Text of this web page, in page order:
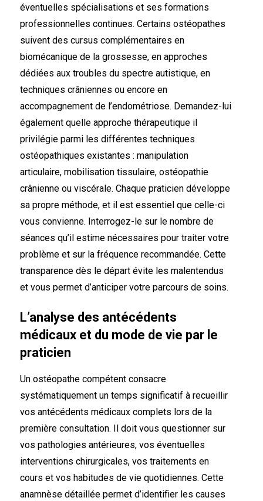
éventuelles spécialisations et ses formations
professionnelles continues. Certains ostéopathes
suivent des cursus complémentaires en
biomécanique de la grossesse, en approches
dédiées aux troubles du spectre autistique, en
techniques crâniennes ou encore en
accompagnement de l’endométriose. Demandez-lui
également quelle approche thérapeutique il
privilégie parmi les différentes techniques
ostéopathiques existantes : manipulation
articulaire, mobilisation tissulaire, ostéopathie
crânienne ou viscérale. Chaque praticien développe
sa propre méthode, et il est essentiel que celle-ci
vous convienne. Interrogez-le sur le nombre de
séances qu’il estime nécessaires pour traiter votre
problème et sur la fréquence recommandée. Cette
transparence dès le départ évite les malentendus
et vous permet d’anticiper votre parcours de soins.
L’analyse des antécédents
médicaux et du mode de vie par le
praticien
Un ostéopathe compétent consacre
systématiquement un temps significatif à recueillir
vos antécédents médicaux complets lors de la
première consultation. Il doit vous questionner sur
vos pathologies antérieures, vos éventuelles
interventions chirurgicales, vos traitements en
cours et vos habitudes de vie quotidiennes. Cette
anamnèse détaillée permet d’identifier les causes